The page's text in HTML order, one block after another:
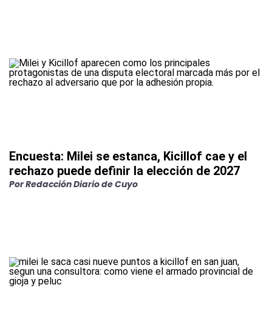
Encuesta: Milei se estanca, Kicillof cae y el
rechazo puede definir la elección de 2027
Por Redacción Diario de Cuyo